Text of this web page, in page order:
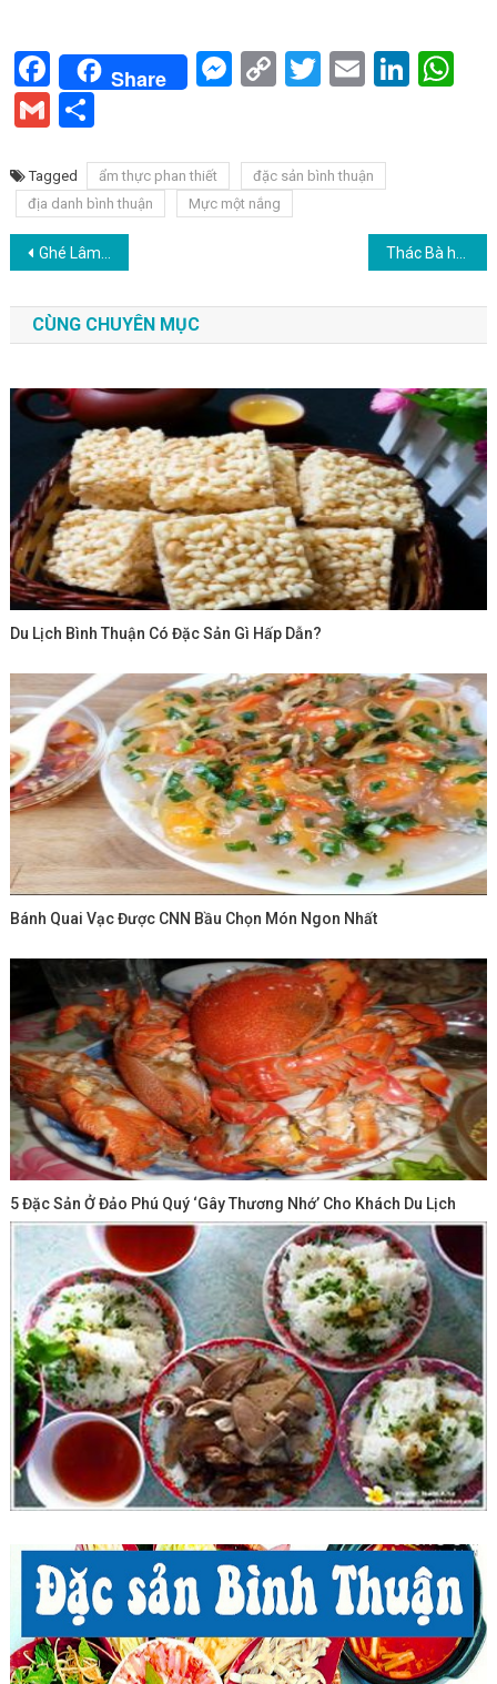
Facebook
Share Messenger
CopyTwitter
Email
GmailShare
Tagged ẩm thực phan thiết
đặc sản bình thuận
địa danh bình thuận
Mực một nắng
Điều hướng bài viết
Ghé Lâm Đồng biển xanh thưởng thức cá liệt dầu
CÙNG CHUYÊN MỤC
Du Lịch Bình Thuận Có Đặc Sản Gì Hấp Dẫn?
Bánh Quai Vạc Được CNN Bầu Chọn Món Ngon Nhất
5 Đặc Sản Ở Đảo Phú Quý ‘gây Thương Nhớ’ Cho Khách Du Lịch